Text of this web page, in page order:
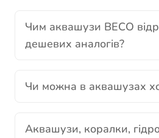
Чим аквашузи BECO
дешевих аналогів?
Чи можна в аквашузах
Аквашузи, коралки,